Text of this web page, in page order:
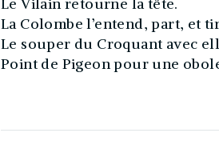
Le Vilain retourne la tête.
La Colombe l’entend, part, et
Le souper du Croquant avec
Point de Pigeon pour une